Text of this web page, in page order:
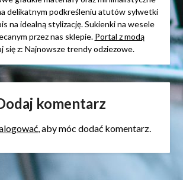
delikatnym podkreśleniu atutów sylwetki
na idealną stylizację. Sukienki na wesele
przez nas sklepie. Portal z modą
się z: Najnowsze trendy odziezowe.
komentarz
, aby móc dodać komentarz.